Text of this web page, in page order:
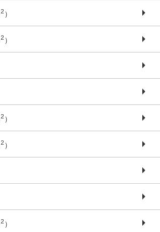
2 ）
2 ）
2 ）
2 ）
2 ）